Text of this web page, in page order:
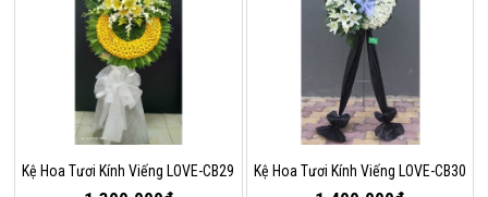
Kệ Hoa Tươi Kính Viếng LOVE-CB29 Kệ Hoa Tươi Kính Viếng LOVE-CB30